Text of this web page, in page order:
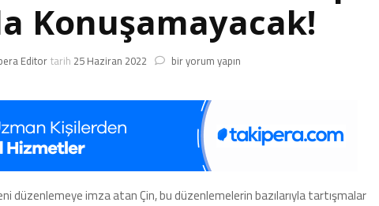
Konuşamayacak!
Editortarih 25 Haziran 2022 Çin’den
Örnek
Sosyal
Medya
Fenomenleri
Eğitimini
bir yorum yapın
düzenlemeye imza atan Çin, bu düzenlemelerin bazılarıyla tartışmalar